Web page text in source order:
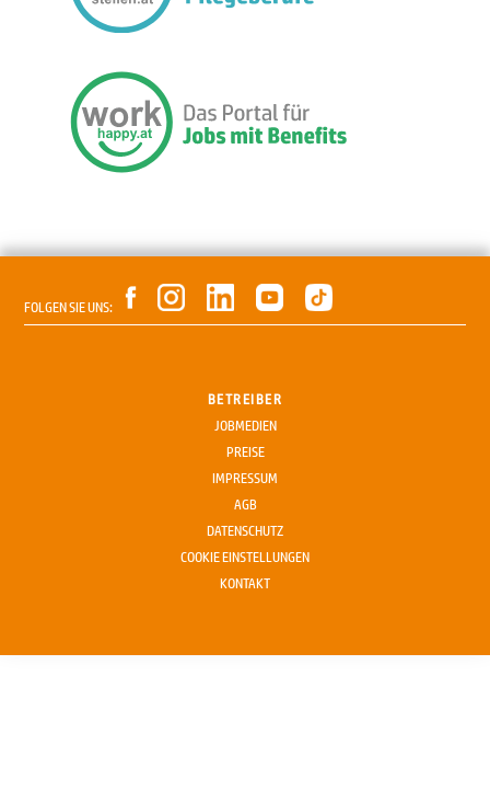
FOLGEN SIE UNS:
BETREIBER
JOBMEDIEN
PREISE
IMPRESSUM
AGB
DATENSCHUTZ
COOKIE EINSTELLUNGEN
KONTAKT